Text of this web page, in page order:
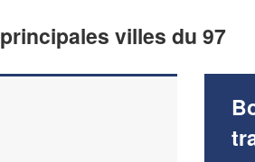
villes du 97